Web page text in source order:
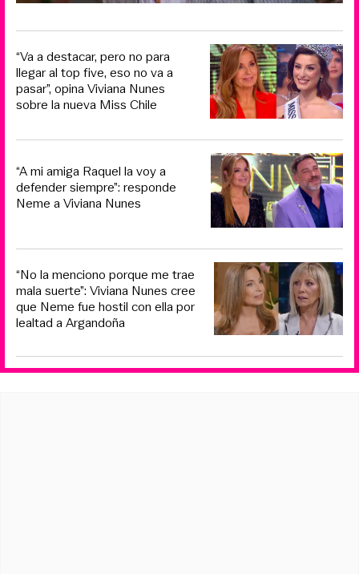
“Va a destacar, pero no para
llegar al top five, eso no va a
pasar”, opina Viviana Nunes
sobre la nueva Miss Chile
“A mi amiga Raquel la voy a
defender siempre”: responde
Neme a Viviana Nunes
“No la menciono porque me trae
mala suerte”: Viviana Nunes cree
que Neme fue hostil con ella por
lealtad a Argandoña